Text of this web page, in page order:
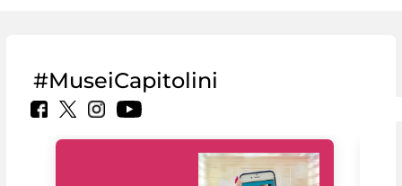
#MuseiCapitolini